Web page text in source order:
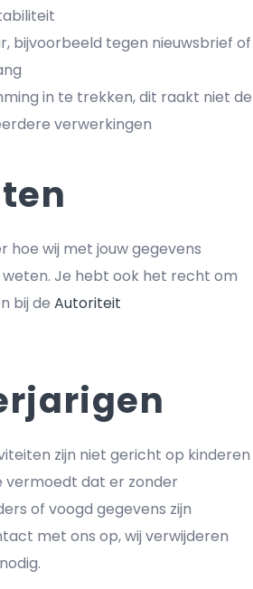
bijvoorbeeld tegen nieuwsbrief of
in te trekken, dit raakt niet de
verwerkingen
hoe wij met jouw gegevens
Je hebt ook het recht om
bij de Autoriteit
zijn niet gericht op kinderen
vermoedt dat er zonder
of voogd gegevens zijn
met ons op, wij verwijderen